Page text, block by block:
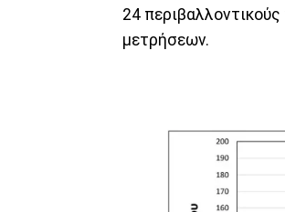
24
μετρήσεων.